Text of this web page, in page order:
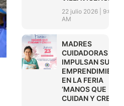
22 julio 2026
9:01
AM
MADRES
CUIDADORAS
IMPULSAN SUS
EN LA FERIA
‘MANOS QUE
CUIDAN Y CREAN’